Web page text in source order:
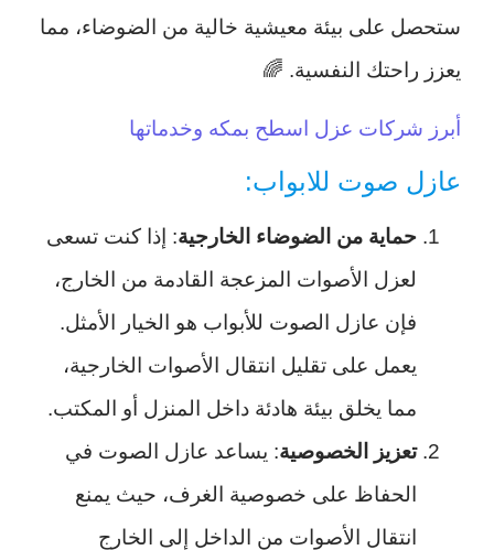
ستحصل على بيئة معيشية خالية من الضوضاء، مما
يعزز راحتك النفسية. 🌈
أبرز شركات عزل اسطح بمكه وخدماتها
عازل صوت للابواب:
حماية من الضوضاء الخارجية: إذا كنت تسعى
لعزل الأصوات المزعجة القادمة من الخارج،
فإن عازل الصوت للأبواب هو الخيار الأمثل.
يعمل على تقليل انتقال الأصوات الخارجية،
مما يخلق بيئة هادئة داخل المنزل أو المكتب.
تعزيز الخصوصية: يساعد عازل الصوت في
الحفاظ على خصوصية الغرف، حيث يمنع
انتقال الأصوات من الداخل إلى الخارج